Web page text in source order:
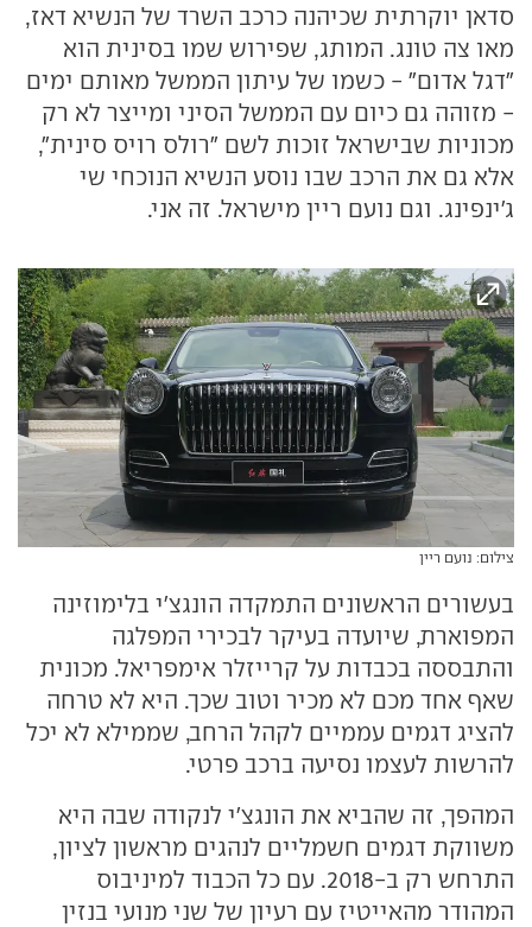
סדאן יוקרתית שכיהנה כרכב השרד של הנשיא דאז,
מאו צה טונג. המותג, שפירוש שמו בסינית הוא
"דגל אדום" - כשמו של עיתון הממשל מאותם ימים
- מזוהה גם כיום עם הממשל הסיני ומייצר לא רק
מכוניות שבישראל זוכות לשם "רולס רויס סינית",
אלא גם את הרכב שבו נוסע הנשיא הנוכחי שי
ג'ינפינג. וגם נועם ריין מישראל. זה אני.
צילום: נועם ריין
בעשורים הראשונים התמקדה הונגצ'י בלימוזינה
המפוארת, שיועדה בעיקר לבכירי המפלגה
והתבססה בכבדות על קרייזלר אימפריאל. מכונית
שאף אחד מכם לא מכיר וטוב שכך. היא לא טרחה
להציג דגמים עממיים לקהל הרחב, שממילא לא יכל
להרשות לעצמו נסיעה ברכב פרטי.
המהפך, זה שהביא את הונגצ'י לנקודה שבה היא
משווקת דגמים חשמליים לנהגים מראשון לציון,
התרחש רק ב-2018. עם כל הכבוד למיניבוס
המהודר מהאייטיז עם רעיון של שני מנועי בנזין